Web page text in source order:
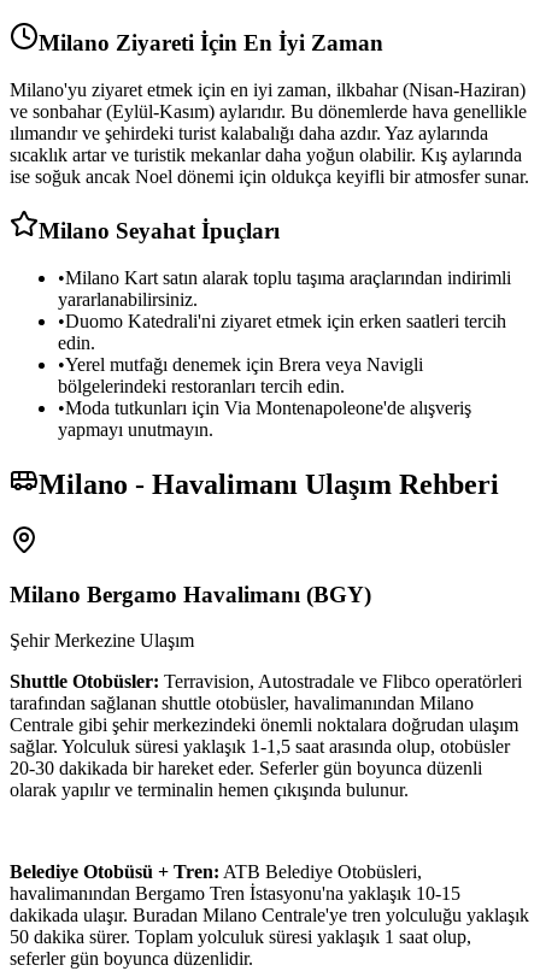
Milano Ziyareti İçin En İyi Zaman
Milano'yu ziyaret etmek için en iyi zaman, ilkbahar (Nisan-Haziran)
ve sonbahar (Eylül-Kasım) aylarıdır. Bu dönemlerde hava genellikle
ılımandır ve şehirdeki turist kalabalığı daha azdır. Yaz aylarında
sıcaklık artar ve turistik mekanlar daha yoğun olabilir. Kış aylarında
ise soğuk ancak Noel dönemi için oldukça keyifli bir atmosfer sunar.
Milano Seyahat İpuçları
•Milano Kart satın alarak toplu taşıma araçlarından indirimli
yararlanabilirsiniz.
•Duomo Katedrali'ni ziyaret etmek için erken saatleri tercih
edin.
•Yerel mutfağı denemek için Brera veya Navigli
bölgelerindeki restoranları tercih edin.
•Moda tutkunları için Via Montenapoleone'de alışveriş
yapmayı unutmayın.
Milano - Havalimanı Ulaşım Rehberi
Milano Bergamo Havalimanı (BGY)
Şehir Merkezine Ulaşım
Shuttle Otobüsler: Terravision, Autostradale ve Flibco operatörleri
tarafından sağlanan shuttle otobüsler, havalimanından Milano
Centrale gibi şehir merkezindeki önemli noktalara doğrudan ulaşım
sağlar. Yolculuk süresi yaklaşık 1-1,5 saat arasında olup, otobüsler
20-30 dakikada bir hareket eder. Seferler gün boyunca düzenli
olarak yapılır ve terminalin hemen çıkışında bulunur.
Belediye Otobüsü + Tren: ATB Belediye Otobüsleri,
havalimanından Bergamo Tren İstasyonu'na yaklaşık 10-15
dakikada ulaşır. Buradan Milano Centrale'ye tren yolculuğu yaklaşık
50 dakika sürer. Toplam yolculuk süresi yaklaşık 1 saat olup,
seferler gün boyunca düzenlidir.